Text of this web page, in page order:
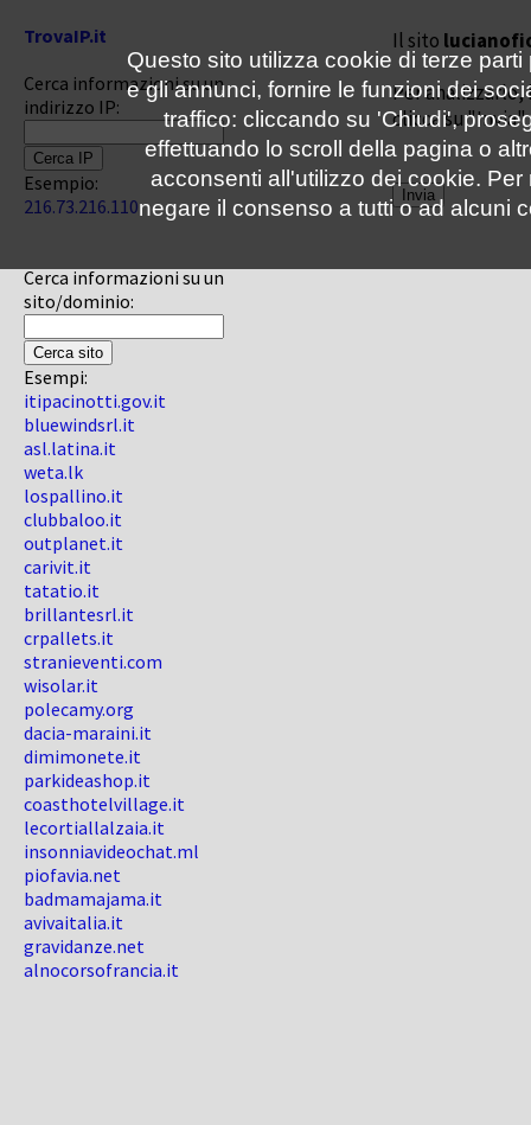
TrovaIP.it
Cerca informazioni su un
indirizzo IP:
Esempio:
216.73.216.110
Cerca informazioni su un
sito/dominio:
Esempi:
itipacinotti.gov.it
bluewindsrl.it
asl.latina.it
weta.lk
lospallino.it
clubbaloo.it
outplanet.it
carivit.it
tatatio.it
brillantesrl.it
crpallets.it
stranieventi.com
wisolar.it
polecamy.org
dacia-maraini.it
dimimonete.it
parkideashop.it
coasthotelvillage.it
lecortiallalzaia.it
insonniavideochat.ml
piofavia.net
badmamajama.it
avivaitalia.it
gravidanze.net
alnocorsofrancia.it
Il sito
Per
clicca su "Invia"
Questo sito utilizza cookie di terze
e gli annunci, fornire le funzioni dei
traffico: cliccando su 'Chiudi',
effettuando lo scroll della pagina o
acconsenti all'utilizzo dei cookie.
negare il consenso a tutti o ad alcuni